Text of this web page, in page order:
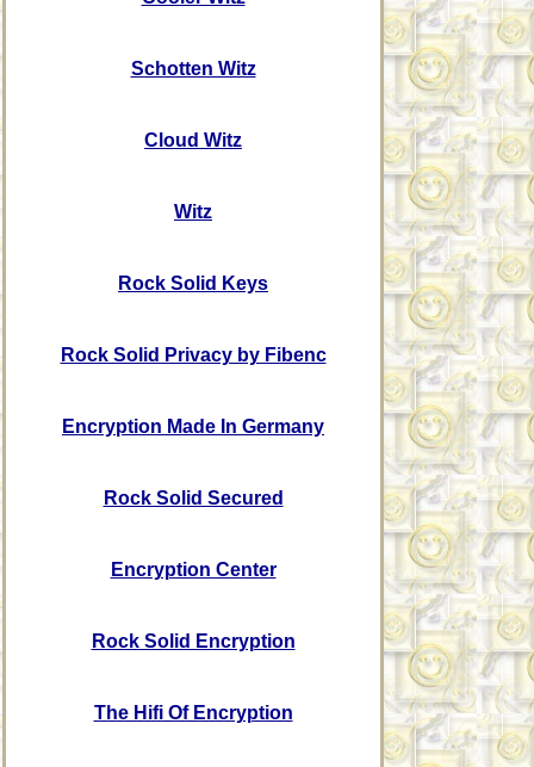
Schotten Witz
Cloud Witz
Witz
Rock Solid Keys
Rock Solid Privacy by Fibenc
Encryption Made In Germany
Rock Solid Secured
Encryption Center
Rock Solid Encryption
The Hifi Of Encryption